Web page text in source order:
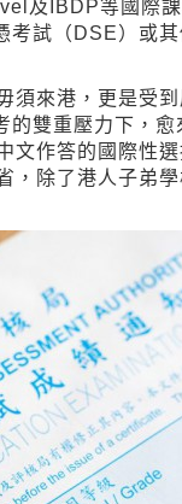
及IBDP等國際
考試（DSE）或
須來港，更是受
雙重壓力下，
文作答的國際性
，除了港人子弟